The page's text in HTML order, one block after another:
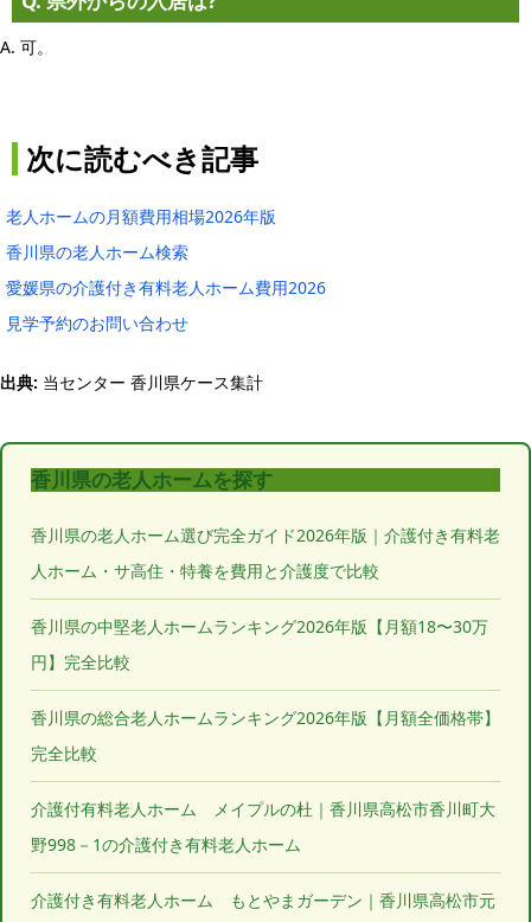
A. 可。
次に読むべき記事
老人ホームの月額費用相場2026年版
香川県の老人ホーム検索
愛媛県の介護付き有料老人ホーム費用2026
見学予約のお問い合わせ
出典: 当センター 香川県ケース集計
香川県の老人ホームを探す
香川県の老人ホーム選び完全ガイド2026年版｜介護付き有料老
人ホーム・サ高住・特養を費用と介護度で比較
香川県の中堅老人ホームランキング2026年版【月額18〜30万
円】完全比較
香川県の総合老人ホームランキング2026年版【月額全価格帯】
完全比較
介護付有料老人ホーム メイプルの杜｜香川県高松市香川町大
野998－1の介護付き有料老人ホーム
介護付き有料老人ホーム もとやまガーデン｜香川県高松市元